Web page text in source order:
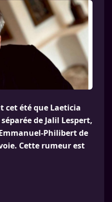
cet été que Laeticia
de Jalil Lespert,
Philibert de
Cette rumeur est